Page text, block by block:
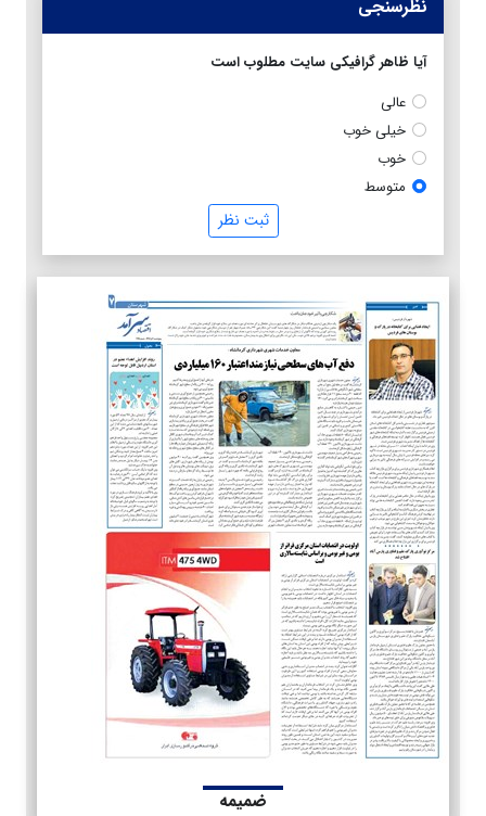
نظرسنجی
آیا ظاهر گرافیکی سایت مطلوب است
عالی
خیلی خوب
خوب
متوسط
ثبت نظر
ضمیمه